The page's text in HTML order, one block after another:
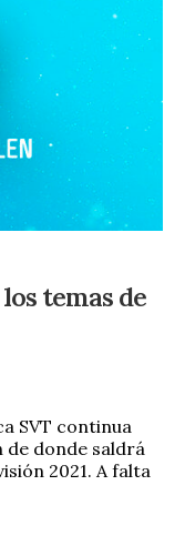
temas de
SVT continua
donde saldrá
2021. A falta